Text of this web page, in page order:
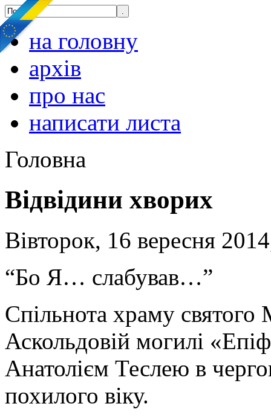
на головну
архів
про нас
написати листа
Головна
Відвідини хворих
Вівторок, 16 вересня
“Бо Я… слабував…”
Спільнота храму
Аскольдовій могилі
Анатолієм Теслею в
похилого віку.